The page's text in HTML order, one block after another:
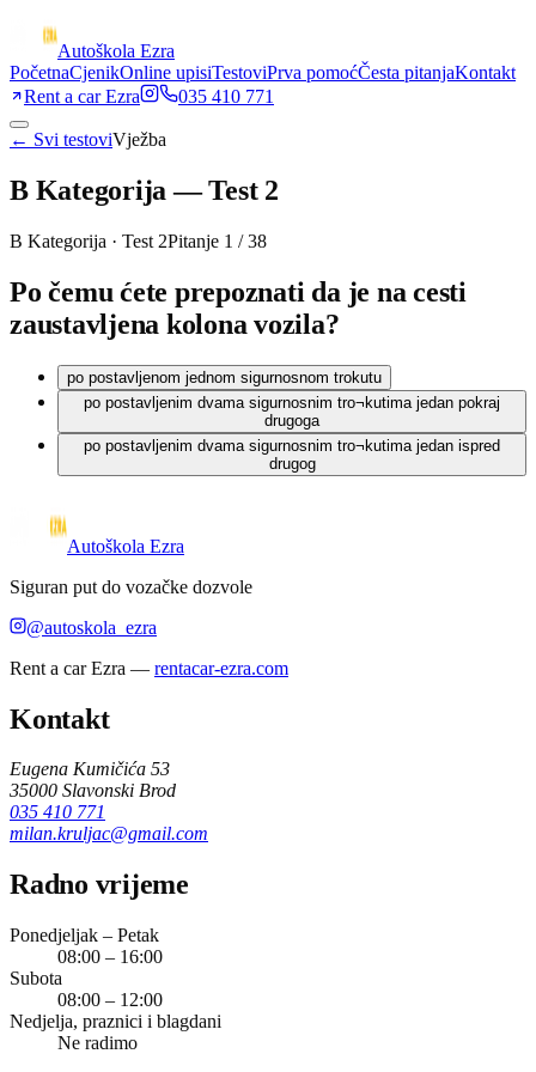
Autoškola Ezra
PočetnaCjenikOnline upisiTestoviPrva pomoćČesta pitanjaKontakt
Rent a car Ezra
035 410 771
← Svi testoviVježba
B Kategorija —Test 2
B Kategorija · Test 2Pitanje 1 /38
Po čemu ćete prepoznati da je na cesti
zaustavljena kolona vozila?
po postavljenom jednom sigurnosnom trokutu
po postavljenim dvama sigurnosnim tro¬kutima jedan pokraj
drugoga
po postavljenim dvama sigurnosnim tro¬kutima jedan ispred
drugog
Autoškola Ezra
Siguran put do vozačke dozvole
@autoskola_ezra
Rent a car Ezra — rentacar-ezra.com
Kontakt
Eugena Kumičića 53
35000 Slavonski Brod
035 410 771
milan.kruljac@gmail.com
Radno vrijeme
Ponedjeljak – Petak
08:00 – 16:00
Subota
08:00 – 12:00
Nedjelja, praznici i blagdani
Ne radimo